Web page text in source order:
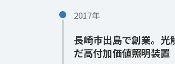
2017年
長崎市出島で創業。光
だ高付加価値照明装置